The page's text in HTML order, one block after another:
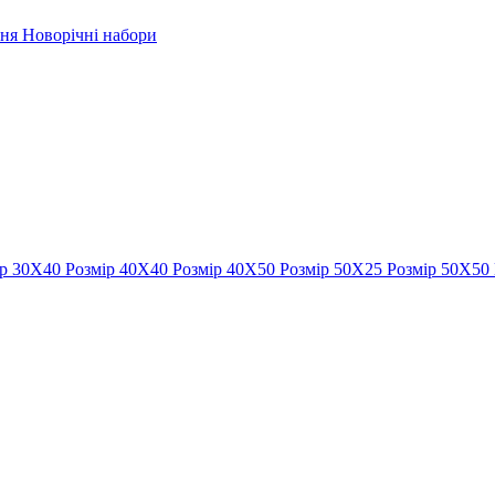
Новорічні набори
30Х40 Розмір 40Х40 Розмір 40Х50 Розмір 50Х25 Розмір 50Х50